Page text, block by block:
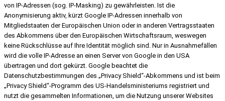
von IP-Adressen (sog. IP-Masking) zu gewährleisten. Ist die
Anonymisierung aktiv, kürzt Google IP-Adressen innerhalb von
Mitgliedstaaten der Europäischen Union oder in anderen Vertragsstaaten
des Abkommens über den Europäischen Wirtschaftsraum, weswegen
keine Rückschlüsse auf Ihre Identität möglich sind. Nur in Ausnahmefällen
wird die volle IP-Adresse an einen Server von Google in den USA
übertragen und dort gekürzt. Google beachtet die
Datenschutzbestimmungen des „Privacy Shield“-Abkommens und ist beim
„Privacy Shield“-Programm des US-Handelsministeriums registriert und
nutzt die gesammelten Informationen, um die Nutzung unserer Websites